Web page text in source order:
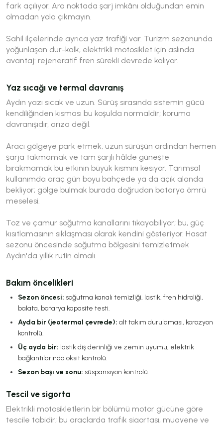
fark açılıyor. Ara noktada şarj imkânı olduğundan emin
olmadan yola çıkmayın.
Sahil ilçelerinde ayrıca yaz trafiği var. Turizm sezonunda
yoğunlaşan dur-kalk, elektrikli motosiklet için aslında
avantaj: rejeneratif fren sürekli devrede kalıyor.
Yaz sıcağı ve termal davranış
Aydın yazı sıcak ve uzun. Sürüş sırasında sistemin gücü
kendiliğinden kısması bu koşulda normaldir; koruma
davranışıdır, arıza değil.
Aracı gölgeye park etmek, uzun sürüşün ardından hemen
şarja takmamak ve tam şarjlı hâlde güneşte
bırakmamak bu etkinin büyük kısmını kesiyor. Tarımsal
kullanımda araç gün boyu bahçede ya da açık alanda
bekliyor; gölge bulmak burada doğrudan batarya ömrü
meselesi.
Toz ve çamur soğutma kanallarını tıkayabiliyor; bu, güç
kısıtlamasının sıklaşması olarak kendini gösteriyor. Hasat
sezonu öncesinde soğutma bölgesini temizletmek
Aydın'da yıllık rutin olmalı.
Bakım öncelikleri
Sezon öncesi: soğutma kanalı temizliği, lastik, fren hidroliği,
balata, batarya kapasite testi.
Ayda bir (jeotermal çevrede): alt takım durulaması, korozyon
kontrolü.
Üç ayda bir: lastik diş derinliği ve zemin uyumu, elektrik
bağlantılarında oksit kontrolü.
Sezon başı ve sonu: süspansiyon kontrolü.
Tescil ve sigorta
Elektrikli motosikletlerin bir bölümü motor gücüne göre
tescile tabidir; bu araçlarda trafik sigortası, muayene ve